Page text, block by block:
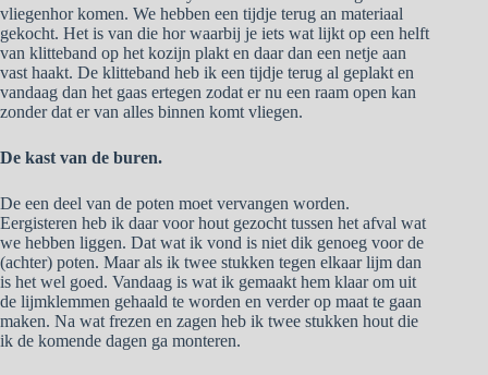
vliegenhor komen. We hebben een tijdje terug an materiaal
gekocht. Het is van die hor waarbij je iets wat lijkt op een helft
van klitteband op het kozijn plakt en daar dan een netje aan
vast haakt. De klitteband heb ik een tijdje terug al geplakt en
vandaag dan het gaas ertegen zodat er nu een raam open kan
zonder dat er van alles binnen komt vliegen.
De kast van de buren.
De een deel van de poten moet vervangen worden.
Eergisteren heb ik daar voor hout gezocht tussen het afval wat
we hebben liggen. Dat wat ik vond is niet dik genoeg voor de
(achter) poten. Maar als ik twee stukken tegen elkaar lijm dan
is het wel goed. Vandaag is wat ik gemaakt hem klaar om uit
de lijmklemmen gehaald te worden en verder op maat te gaan
maken. Na wat frezen en zagen heb ik twee stukken hout die
ik de komende dagen ga monteren.